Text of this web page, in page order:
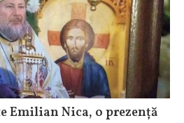
Emilian Nica, o prezență